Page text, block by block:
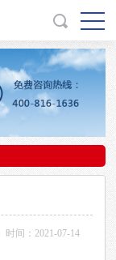
时间：2021-07-14